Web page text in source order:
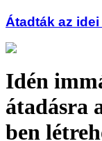
Átadták az
Idén
átadásra
ben